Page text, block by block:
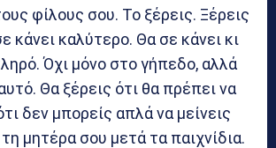
φίλους σου. Το ξέρεις. Ξέρεις
κάνει καλύτερο. Θα σε κάνει κι
Όχι μόνο στο γήπεδο, αλλά
Θα ξέρεις ότι θα πρέπει να
δεν μπορείς απλά να μείνεις
μητέρα σου μετά τα παιχνίδια.